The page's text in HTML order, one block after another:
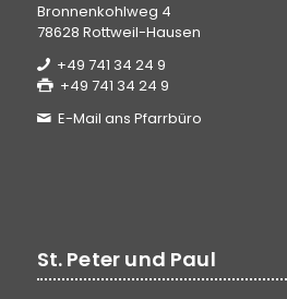
Bronnenkohlweg 4
78628 Rottweil-Hausen
+49 741 34 24 9
+49 741 34 24 9
E-Mail ans Pfarrbüro
St. Peter und Paul